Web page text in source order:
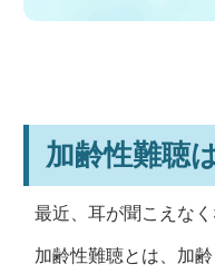
加齢性難聴
最近、耳が聞こえな
加齢性難聴とは、加